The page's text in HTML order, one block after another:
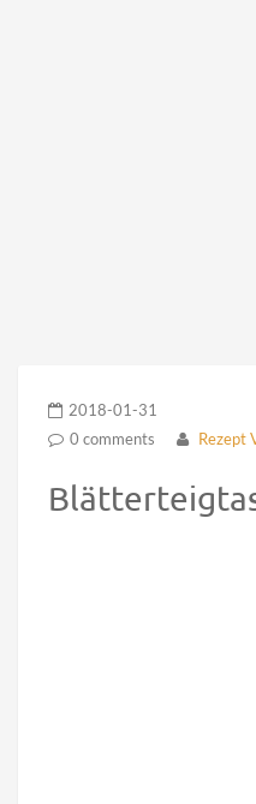
2018-01-31
0 comments
Rezept